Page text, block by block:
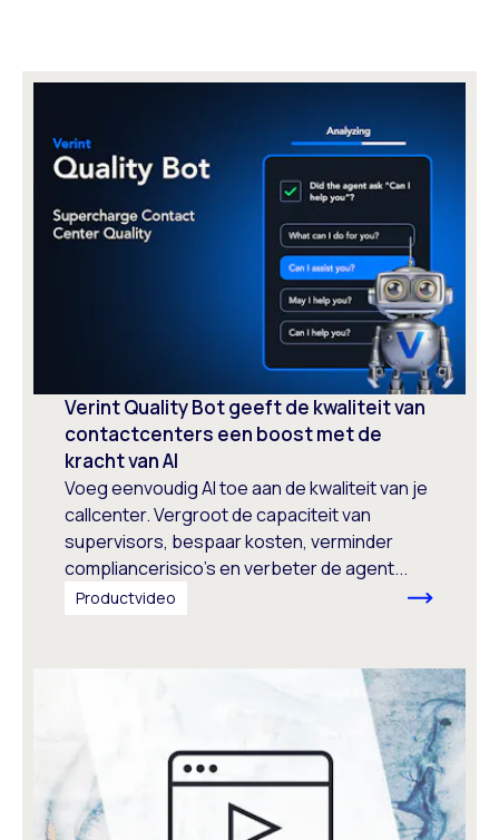
Verint Quality Bot geeft de kwaliteit van
contactcenters een boost met de
kracht van AI
Voeg eenvoudig AI toe aan de kwaliteit van je
callcenter. Vergroot de capaciteit van
supervisors, bespaar kosten, verminder
compliancerisico's en verbeter de agent...
Productvideo